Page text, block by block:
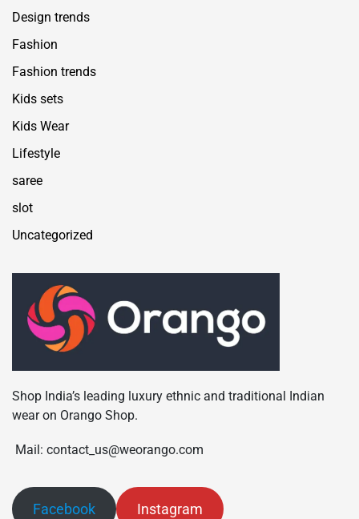
Design trends
Fashion
Fashion trends
Kids sets
Kids Wear
Lifestyle
saree
slot
Uncategorized
Shop India’s leading luxury ethnic and traditional Indian
wear on Orango Shop.
Mail: contact_us@weorango.com
Facebook Instagram